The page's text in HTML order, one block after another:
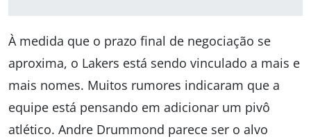
À medida que o prazo final de negociação se
aproxima, o Lakers está sendo vinculado a mais e
mais nomes. Muitos rumores indicaram que a
equipe está pensando em adicionar um pivô
atlético. Andre Drummond parece ser o alvo